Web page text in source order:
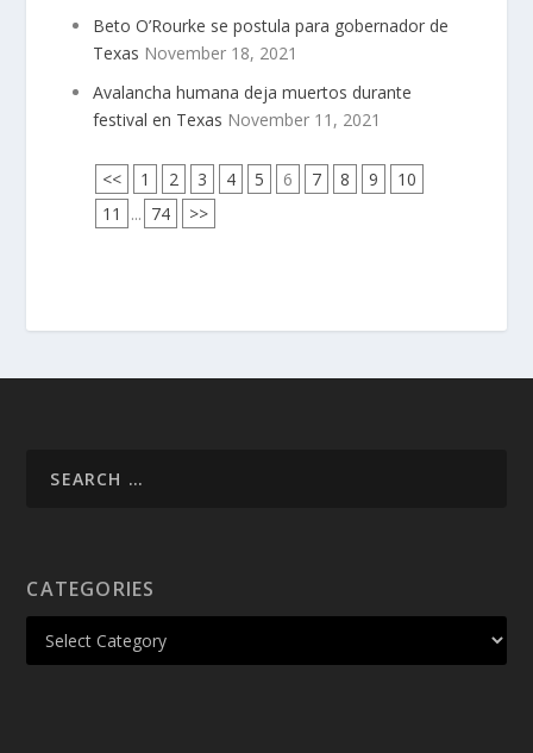
Beto O’Rourke se postula para gobernador de
Texas November 18, 2021
Avalancha humana deja muertos durante
festival en Texas November 11, 2021
<< 1 2 3 4 5 6 7 8 9
10
11
... 74 >>
CATEGORIES